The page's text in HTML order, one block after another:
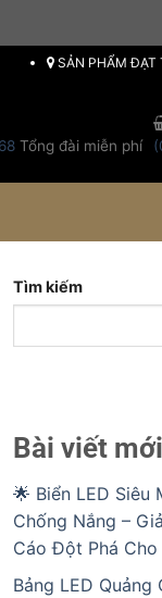
SẢN PHẨM ĐẠT
Tổng đài miễn phí (
Tìm kiếm
Bài viết mới
🌟 Biển LED Siêu
Chống Nắng –
Cáo Đột Phá
Bảng LED